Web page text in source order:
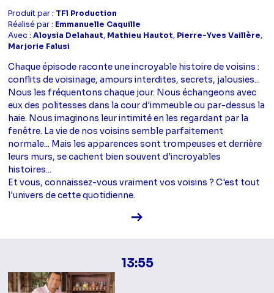
Produit par : TF1 Production
Réalisé par : Emmanuelle Caquille
Avec :Aloysia Delahaut, Mathieu Hautot, Pierre-Yves Vaillère,
Marjorie Falusi
Chaque épisode raconte une incroyable histoire de voisins :
conflits de voisinage, amours interdites, secrets, jalousies...
Nous les fréquentons chaque jour. Nous échangeons avec
eux des politesses dans la cour d'immeuble ou par-dessus la
haie. Nous imaginons leur intimité en les regardant par la
fenêtre. La vie de nos voisins semble parfaitement
normale... Mais les apparences sont trompeuses et derrière
leurs murs, se cachent bien souvent d'incroyables
histoires...
Et vous, connaissez-vous vraiment vos voisins ? C'est tout
l'univers de cette quotidienne.
Voir la fiche diffusion
13:55